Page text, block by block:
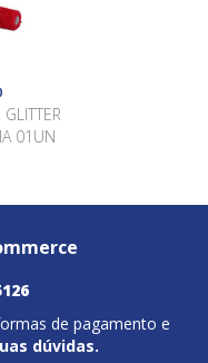
01UN
de pagamento e
dúvidas.